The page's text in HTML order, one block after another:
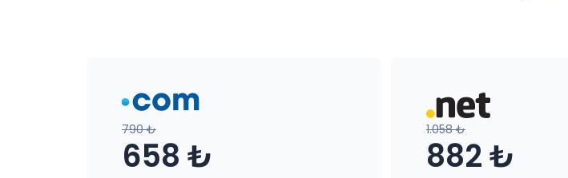
790 ₺
658 ₺
1.058 ₺
882 ₺